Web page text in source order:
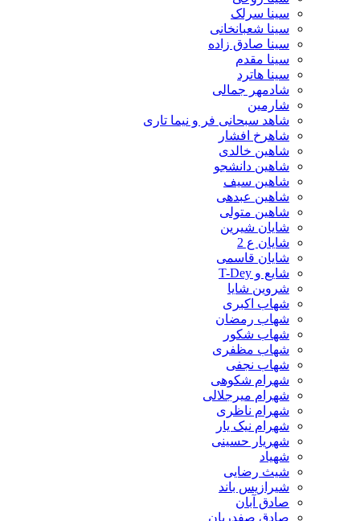
سینا سرلک
سینا شعبانخانی
سینا صادق زاده
سینا مقدم
سینا هاترد
شادمهر جمالی
شارمین
شاهد سبحانی فر و نیما تاری
شاهرخ افشار
شاهین خالدی
شاهین دانشجو
شاهین سیف
شاهین عبدهی
شاهین متولی
شایان شیرین
شایان ع 2
شایان قاسمی
شایع و T-Dey
شروین شایا
شهاب اکبری
شهاب رمضان
شهاب شکور
شهاب مظفری
شهاب نجفی
شهرام شکوهی
شهرام میرجلالی
شهرام ناظری
شهرام نیک یار
شهریار حسینی
شهیاد
شیث رضایی
شیرازیس باند
صادق آبان
صادق صفدریان